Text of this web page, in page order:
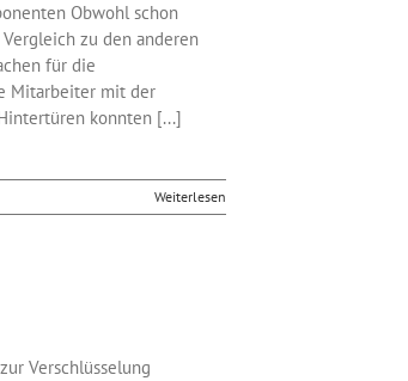
Obwohl schon
zu den anderen
für die
Mitarbeiter mit der
konnten [...]
Weiterlesen
Verschlüsselung